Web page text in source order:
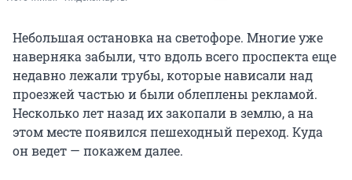
Небольшая остановка на светофоре. Многие уже
наверняка забыли, что вдоль всего проспекта еще
недавно лежали трубы, которые нависали над
проезжей частью и были облеплены рекламой.
Несколько лет назад их закопали в землю, а на
этом месте появился пешеходный переход. Куда
он ведет — покажем далее.